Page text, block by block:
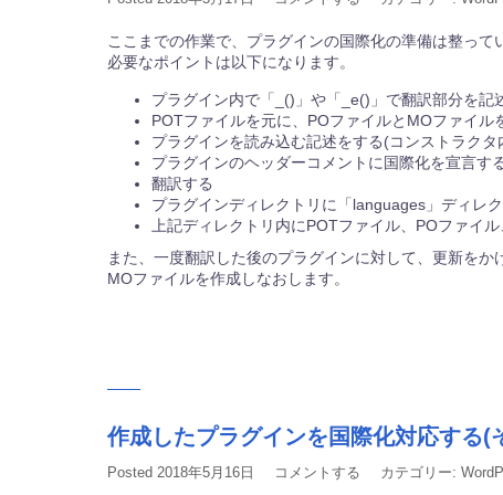
ここまでの作業で、プラグインの国際化の準備は整って
必要なポイントは以下になります。
プラグイン内で「_()」や「_e()」で翻訳部分を記
POTファイルを元に、POファイルとMOファイル
プラグインを読み込む記述をする(コンストラクタ
プラグインのヘッダーコメントに国際化を宣言す
翻訳する
プラグインディレクトリに「languages」ディレ
上記ディレクトリ内にPOTファイル、POファイ
また、一度翻訳した後のプラグインに対して、更新を
MOファイルを作成しなおします。
作成したプラグインを国際化対応する(
Posted 2018年5月16日 コメントする カテゴリー: